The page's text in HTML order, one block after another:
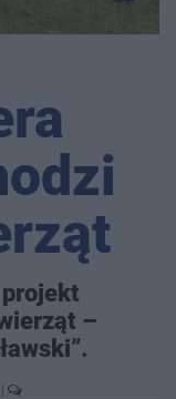
projekt
–